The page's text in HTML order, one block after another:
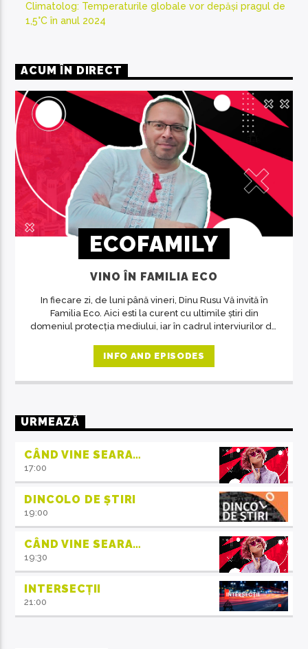
Climatolog: Temperaturile globale vor depăși pragul de
1,5°C în anul 2024
ACUM ÎN DIRECT
ECOFAMILY
VINO ÎN FAMILIA ECO
In fiecare zi, de luni până vineri, Dinu Rusu Vă invită în
Familia Eco. Aici esti la curent cu ultimile știri din
domeniul protecția mediului, iar în cadrul interviurilor de
familie.
INFO AND EPISODES
URMEAZĂ
CÂND VINE SEARA…
17:00
DINCOLO DE ȘTIRI
19:00
CÂND VINE SEARA…
19:30
INTERSECȚII
21:00